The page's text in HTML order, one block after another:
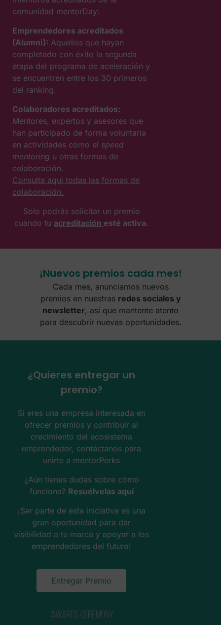
comunidad mentorDay:
Emprendedores acreditados
(Alumni): Aquellos que hayan
completado con éxito la segunda
etapa del programa de aceleración y
se encuentren entre los 30 primeros
del ranking.
Colaboradores acreditados:
Mentores, expertos y asesores que
han participado de forma voluntaria
en actividades como el speed
mentoring u otras formas de
colaboración.
Consulta aquí todas las formas de
colaboración.
Solo podrás solicitar un premio
cuando tu acreditación esté activa.
¡Nuevos premios cada mes!
Cada mes, anunciamos nuevos
premios en nuestras redes sociales y
newsletter, así que mantente atento
para descubrir nuevas oportunidades.
¿Quieres entregar un
premio?
Si eres una empresa interesada en
ofrecer premios y contribuir al
crecimiento del ecosistema
emprendedor, contáctanos para
unirte a mentorPerks
¿Aún tienes dudas sobre cómo
funciona? Resuélvelas aquí
¡Ser parte de esta iniciativa es una
gran oportunidad para dar
visibilidad a tu marca y apoyar a los
emprendedores del futuro!
Entregar Premio